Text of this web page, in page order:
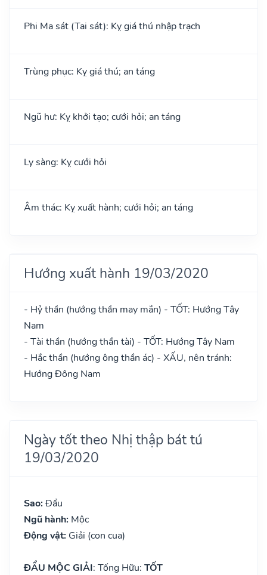
Phi Ma sát (Tai sát): Kỵ giá thú nhập trạch
Trùng phục: Kỵ giá thú; an táng
Ngũ hư: Kỵ khởi tạo; cưới hỏi; an táng
Ly sàng: Kỵ cưới hỏi
Âm thác: Kỵ xuất hành; cưới hỏi; an táng
Hướng xuất hành 19/03/2020
- Hỷ thần (hướng thần may mắn) - TỐT: Hướng Tây
Nam
- Tài thần (hướng thần tài) - TỐT: Hướng Tây Nam
- Hắc thần (hướng ông thần ác) - XẤU, nên tránh:
Hướng Đông Nam
Ngày tốt theo Nhị thập bát tú
19/03/2020
Sao: Đẩu
Ngũ hành: Mộc
Động vật: Giải (con cua)
ĐẨU MỘC GIẢI: Tống Hữu: TỐT